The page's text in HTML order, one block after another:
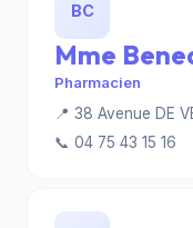
BC
Mme
Pharmacien
📍 38 Avenue DE
📞 04 75 43 15 16